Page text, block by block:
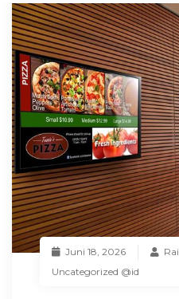
Juni 18, 2026
Uncategorized @id